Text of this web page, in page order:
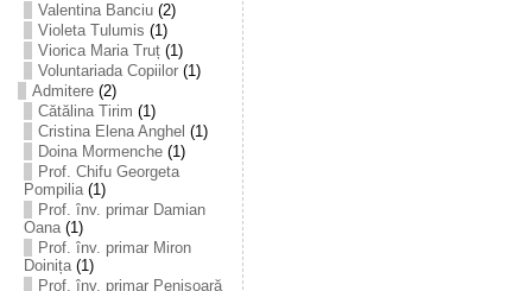
Valentina Banciu(2)
Violeta Tulumis (1)
Viorica Maria Truț(1)
Voluntariada Copiilor(1)
Admitere(2)
Cătălina Tirim (1)
Cristina Elena Anghel (1)
Doina Mormenche(1)
Prof. Chifu Georgeta
Pompilia(1)
Prof. înv. primar Damian
Oana(1)
Prof. înv. primar Miron
Doinița(1)
Prof. înv. primar Penișoară